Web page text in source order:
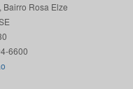
Bairro Rosa Elze